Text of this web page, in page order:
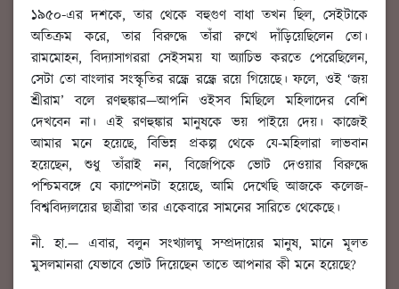
১৯৫০-এর দশকে, তার থেকে বহুগুণ বাধা তখন ছিল, সেইটাকে
অতিক্রম করে, তার বিরুদ্ধে তাঁরা রুখে দাঁড়িয়েছিলেন তো।
রামমোহন, বিদ্যাসাগররা সেইসময় যা অ্যাচিভ করতে পেরেছিলেন,
সেটা তো বাংলার সংস্কৃতির রন্ধ্রে রন্ধ্রে রয়ে গিয়েছে। ফলে, ওই ‘জয়
শ্রীরাম’ বলে রণহুঙ্কার—আপনি ওইসব মিছিলে মহিলাদের বেশি
দেখবেন না। এই রণহুঙ্কার মানুষকে ভয় পাইয়ে দেয়। কাজেই
আমার মনে হয়েছে, বিভিন্ন প্রকল্প থেকে যে-মহিলারা লাভবান
হয়েছেন, শুধু তাঁরাই নন, বিজেপিকে ভোট দেওয়ার বিরুদ্ধে
পশ্চিমবঙ্গে যে ক্যাম্পেনটা হয়েছে, আমি দেখেছি আজকে কলেজ-
বিশ্ববিদ্যলয়ের ছাত্রীরা তার একেবারে সামনের সারিতে থেকেছে।
নী. হা.— এবার, বলুন সংখ্যালঘু সম্প্রদায়ের মানুষ, মানে মূলত
মুসলমানরা যেভাবে ভোট দিয়েছেন তাতে আপনার কী মনে হয়েছে?